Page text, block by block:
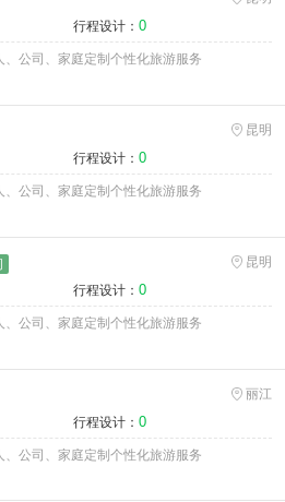
行程设计： 0
公司、家庭定制个性化旅游服务
昆明
行程设计： 0
公司、家庭定制个性化旅游服务
昆明
行程设计： 0
公司、家庭定制个性化旅游服务
丽江
行程设计： 0
、公司、家庭定制个性化旅游服务